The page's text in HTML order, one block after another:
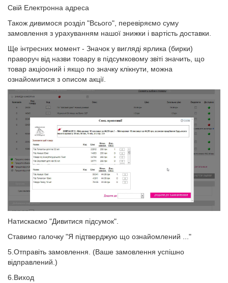
Свій Електронна адреса
Також дивимося розділ "Всього", перевіряємо суму
замовлення з урахуванням нашої знижки і вартість доставки.
Ще інтресних момент - Значок у вигляді ярлика (бирки)
праворуч від назви товару в підсумковому звіті значить, що
товар акціооний і якщо по значку клікнути, можна
ознайомитися з описом акції.
Натискаємо "Дивитися підсумок".
Ставимо галочку "Я підтверджую що ознайомлений ..."
5.Отправіть замовлення. (Ваше замовлення успішно
відправлений.)
6.Виход